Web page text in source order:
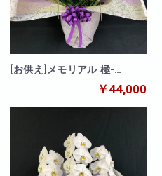
[お供え]メモリアル 極-
kiwami-胡蝶蘭 5本立￥44,000